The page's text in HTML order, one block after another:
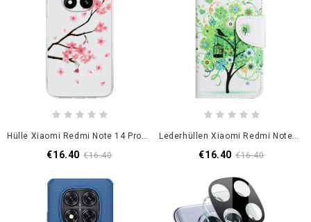
Hülle Xiaomi Redmi Note 14 Pro 5g Pflaumenblüten
€16.40 €16.40
Lederhüllen Xiaomi Redmi Note 14 Pro 5g Handyhülle Grüner Baum
€16.40 €16.40